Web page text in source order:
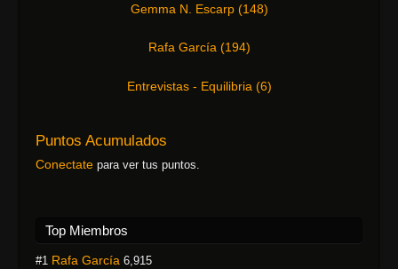
Gemma N. Escarp (148)
Rafa García (194)
Entrevistas - Equilibria (6)
Puntos Acumulados
Conectate para ver tus puntos.
Top Miembros
#1 Rafa García 6,915